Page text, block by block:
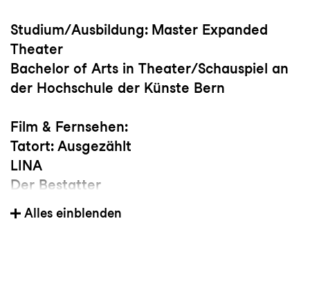
Studium/Ausbildung: Master Expanded
Theater
Bachelor of Arts in Theater/Schauspiel an
der Hochschule der Künste Bern
Film & Fernsehen:
Tatort: Ausgezählt
LINA
Der Bestatter
Besonderes:
Alles einblenden